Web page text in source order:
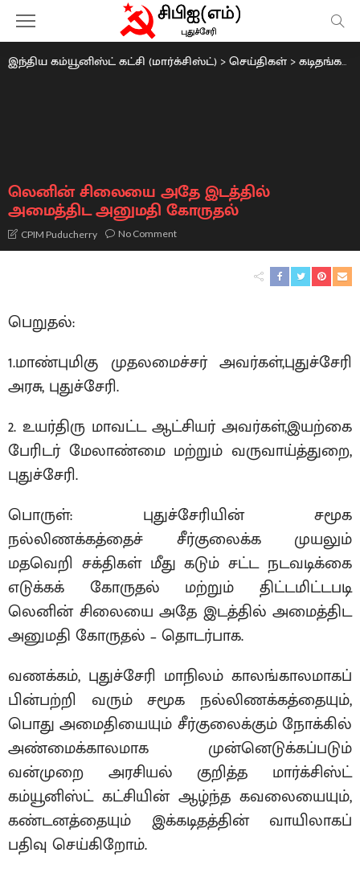
இந்திய கம்யூனிஸ்ட் கட்சி (மார்க்சிஸ்ட்) >செய்திகள் >கடிதங்கள்
லெனின் சிலையை அதே இடத்தில்
அமைத்திட அனுமதி கோருதல்
CPIM Puducherry No Comment
பெறுதல்:
1.மாண்புமிகு முதலமைச்சர் அவர்கள்,புதுச்சேரி
அரசு, புதுச்சேரி.
2. உயர்திரு மாவட்ட ஆட்சியர் அவர்கள்,இயற்கை
பேரிடர் மேலாண்மை மற்றும் வருவாய்த்துறை,
புதுச்சேரி.
பொருள்: புதுச்சேரியின் சமூக
நல்லிணக்கத்தைச் சீர்குலைக்க முயலும்
மதவெறி சக்திகள் மீது கடும் சட்ட நடவடிக்கை
எடுக்கக் கோருதல் மற்றும் திட்டமிட்டபடி
லெனின் சிலையை அதே இடத்தில் அமைத்திட
அனுமதி கோருதல் – தொடர்பாக.
வணக்கம், புதுச்சேரி மாநிலம் காலங்காலமாகப்
பின்பற்றி வரும் சமூக நல்லிணக்கத்தையும்,
பொது அமைதியையும் சீர்குலைக்கும் நோக்கில்
அண்மைக்காலமாக முன்னெடுக்கப்படும்
வன்முறை அரசியல் குறித்த மார்க்சிஸ்ட்
கம்யூனிஸ்ட் கட்சியின் ஆழ்ந்த கவலையையும்,
கண்டனத்தையும் இக்கடிதத்தின் வாயிலாகப்
பதிவு செய்கிறோம்.